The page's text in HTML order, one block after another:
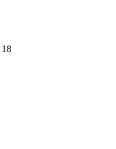
18